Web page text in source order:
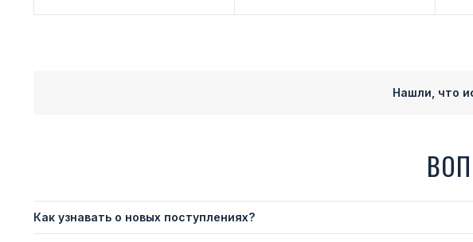
Нашли, что
Как узнавать о новых поступлениях?